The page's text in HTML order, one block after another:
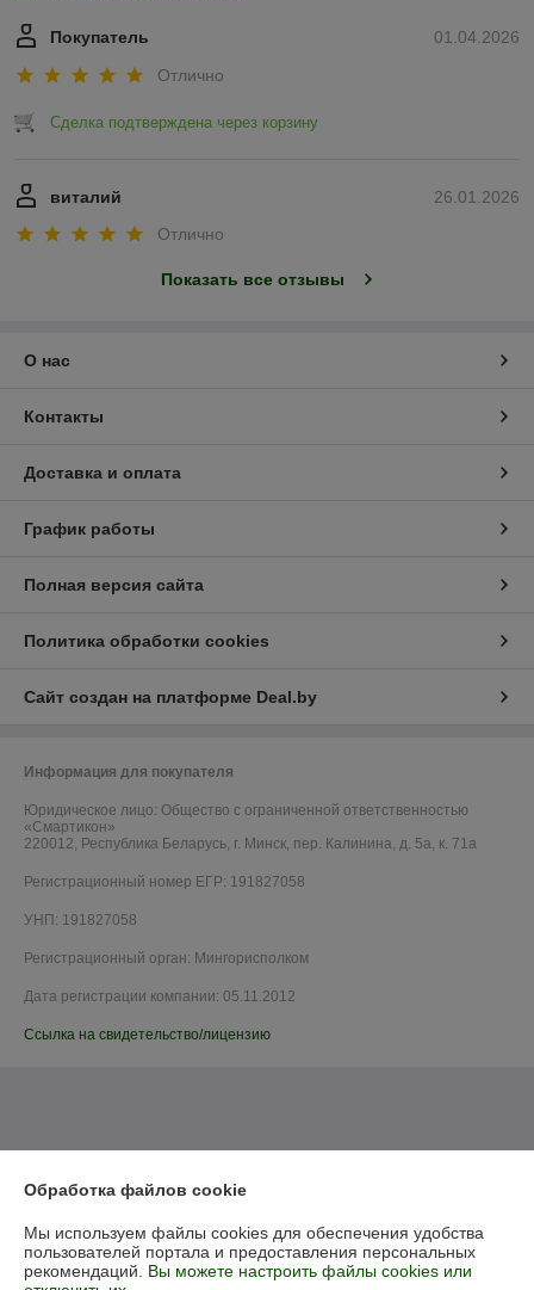
01.04.2026
Покупатель
Отлично
Сделка подтверждена через корзину
26.01.2026
виталий
Отлично
Показать все отзывы
О нас
Контакты
Доставка и оплата
График работы
Полная версия сайта
Политика обработки cookies
Сайт создан на платформе Deal.by
Информация для покупателя
Юридическое лицо: Общество с ограниченной ответственностью
«Смартикон»
220012, Республика Беларусь, г. Минск, пер. Калинина, д. 5а, к. 71а
Регистрационный номер ЕГР: 191827058
УНП: 191827058
Регистрационный орган: Мингорисполком
Дата регистрации компании: 05.11.2012
Ссылка на свидетельство/лицензию
Обработка файлов cookie
Мы используем файлы cookies для обеспечения удобства
пользователей портала и предоставления персональных
рекомендаций. Вы можете настроить файлы cookies или